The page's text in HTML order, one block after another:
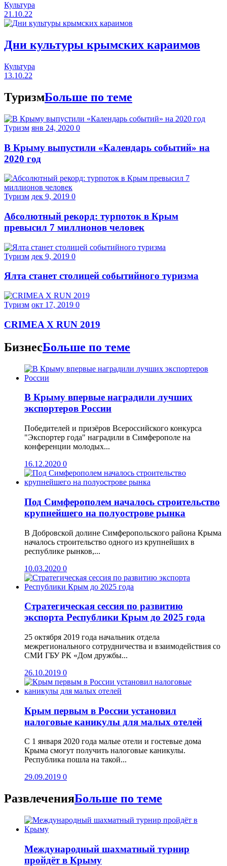
Культура
21.10.22
Дни культуры крымских караимов
Культура
13.10.22
ТуризмБольше по теме
Туризм янв 24, 2020 0
В Крыму выпустили «Календарь событий» на
2020 год
Туризм дек 9, 2019 0
Абсолютный рекорд: турпоток в Крым
превысил 7 миллионов человек
Туризм дек 9, 2019 0
Ялта станет столицей событийного туризма
Туризм окт 17, 2019 0
CRIMEA X RUN 2019
БизнесБольше по теме
В Крыму впервые наградили лучших
экспортеров России
Победителей и призёров Всероссийского конкурса
"Экспортер года" наградили в Симферополе на
конференции молодых...
16.12.2020 0
Под Симферополем началось строительство
крупнейшего на полуострове рынка
В Добровской долине Симферопольского района Крыма
началось строительство одного из крупнейших в
республике рынков,...
10.03.2020 0
Стратегическая сессия по развитию
экспорта Республики Крым до 2025 года
25 октября 2019 года начальник отдела
межрегионального сотрудничества и взаимодействия со
СМИ ГБУ РК «Дом дружбы...
26.10.2019 0
Крым первым в России установил
налоговые каникулы для малых отелей
С 1 января 2020 года малые отели и гостевые дома
Крыма смогут получить налоговые каникулы.
Республика пошла на такой...
29.09.2019 0
РазвлеченияБольше по теме
Международный шахматный турнир
пройдёт в Крыму